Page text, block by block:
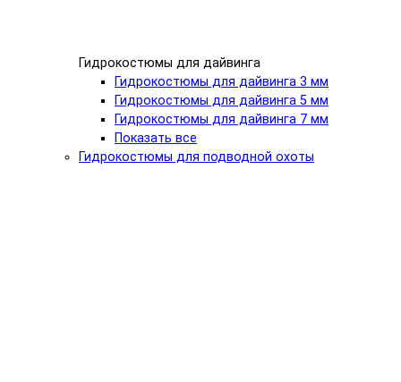
Гидрокостюмы для дайвинга
Гидрокостюмы для дайвинга 3 мм
Гидрокостюмы для дайвинга 5 мм
Гидрокостюмы для дайвинга 7 мм
Показать все
Гидрокостюмы для подводной охоты